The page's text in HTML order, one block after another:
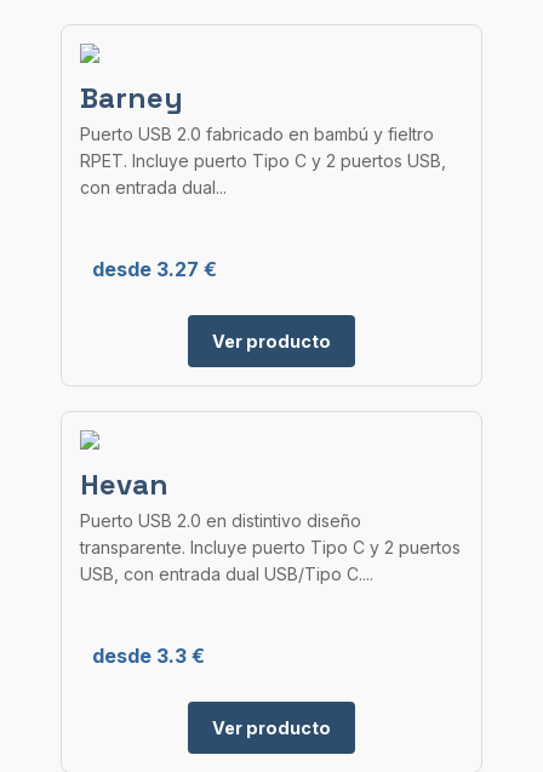
Barney
Puerto USB 2.0 fabricado en bambú y fieltro
RPET. Incluye puerto Tipo C y 2 puertos USB,
con entrada dual...
desde 3.27 €
Ver producto
Hevan
Puerto USB 2.0 en distintivo diseño
transparente. Incluye puerto Tipo C y 2 puertos
USB, con entrada dual USB/Tipo C....
desde 3.3 €
Ver producto